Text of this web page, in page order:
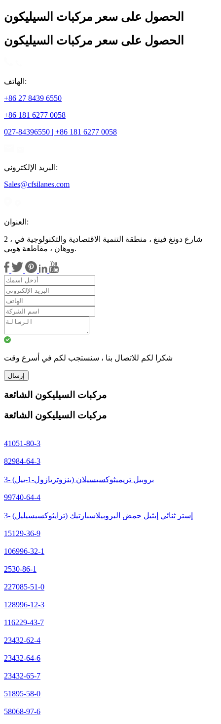
الحصول على سعر مركبات السيليكون
الحصول على سعر مركبات السيليكون
الهاتف:
+86 27 8439 6550
+86 181 6277 0058
027-84396550 | +86 181 6277 0058
البريد الإلكتروني:
Sales@cfsilanes.com
العنوان:
2 ، شارع دونغ فينغ ، منطقة التنمية الاقتصادية والتكنولوجية في
ووهان ، مقاطعة هوبي.
شكرا لكم للاتصال بنا ، سنستجب لكم في أسرع وقت
إرسال
مركبات السيليكون الشائعة
مركبات السيليكون الشائعة
41051-80-3
82984-64-3
3- (بنزوتريازول-1-ييل) بروبيل تريميثوكسيسيلان
99740-64-4
3- (ترايثوكسيسيليل) إستر ثنائي إيثيل حمض البروبيلاسبارتيك
15129-36-9
106996-32-1
2530-86-1
227085-51-0
128996-12-3
116229-43-7
23432-62-4
23432-64-6
23432-65-7
51895-58-0
58068-97-6